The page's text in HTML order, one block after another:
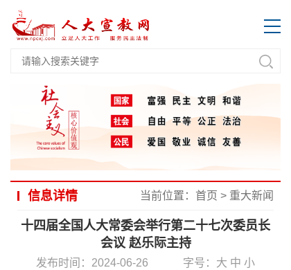
信息详情 当前位置： 首页 > 重大新闻
十四届全国人大常委会举行第二十七次委员长
会议 赵乐际主持
发布时间：2024-06-26 字号： 大 中 小